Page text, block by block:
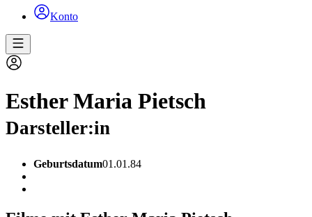
Konto
Esther Maria Pietsch
Darsteller:in
Geburtsdatum01.01.84